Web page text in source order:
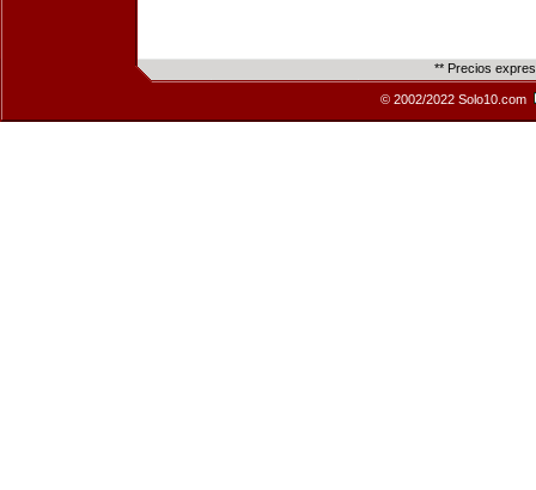
** Precios
© 2002/2022 Solo10.com